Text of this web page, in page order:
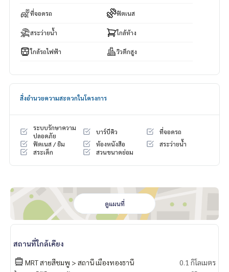
ที่จอดรถ ฟิตเนส
สระว่ายน้ำ ใกล้ห้าง
ใกล้รถไฟฟ้า วิวตึกสูง
สิ่งอำนวยความสะดวกในโครงการ
ระบบรักษาความ
ปลอดภัย
บาร์บีคิว
ที่จอดรถ
ฟิตเนส / ยิม
ห้องหนังสือ
สระว่ายน้ำ
สระเด็ก
สวนขนาดย่อม
ดูแผนที่
สถานที่ใกล้เคียง
MRT สายสีชมพู > สถานี เมืองทองธานี
0.1 กิโลเมตร